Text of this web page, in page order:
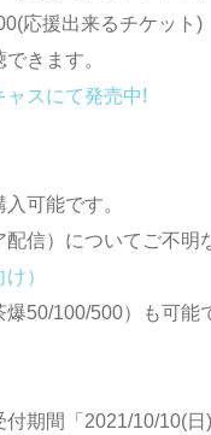
応援出来るチケット)
きます。
スにて発売中!
可能です。
信）についてご不明
）
50/100/500）も可能
期間「2021/10/10(日